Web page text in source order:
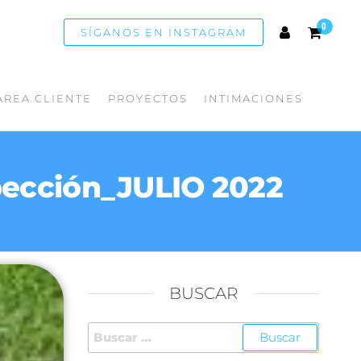
0
SÍGANOS EN INSTAGRAM
CLIENTE PROYECTOS INTIMACIONES
2022
BUSCAR